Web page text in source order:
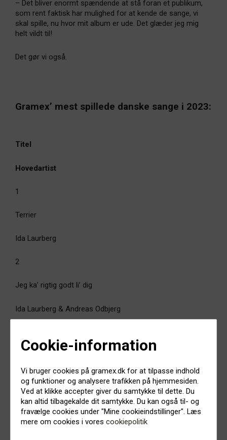
Cookie-information
Vi bruger cookies på gramex.dk for at tilpasse indhold
og funktioner og analysere trafikken på hjemmesiden.
Ved at klikke accepter giver du samtykke til dette. Du
kan altid tilbagekalde dit samtykke. Du kan også til- og
fravælge cookies under "Mine cookieindstillinger". Læs
mere om cookies i vores cookiepolitik
– Det bliver enormt spændende at stå foran et publikum,
som rent faktisk har mulighed for at kende de sange, vi
skal spille, nu hvor mit album er ude. Det glæder jeg mig
helt vildt til!
Det gør vi også.
Gramex’ mest spillede danske sange i 2023:
Titel
Hovedartist
1
Terrier
Ida Laurberg
2
Jeg ka’ rigtig godt li’ dig
Ida Laurberg & Andreas Odbjerg
Lukas Graham feat. Mickey Guyton
Oh My God